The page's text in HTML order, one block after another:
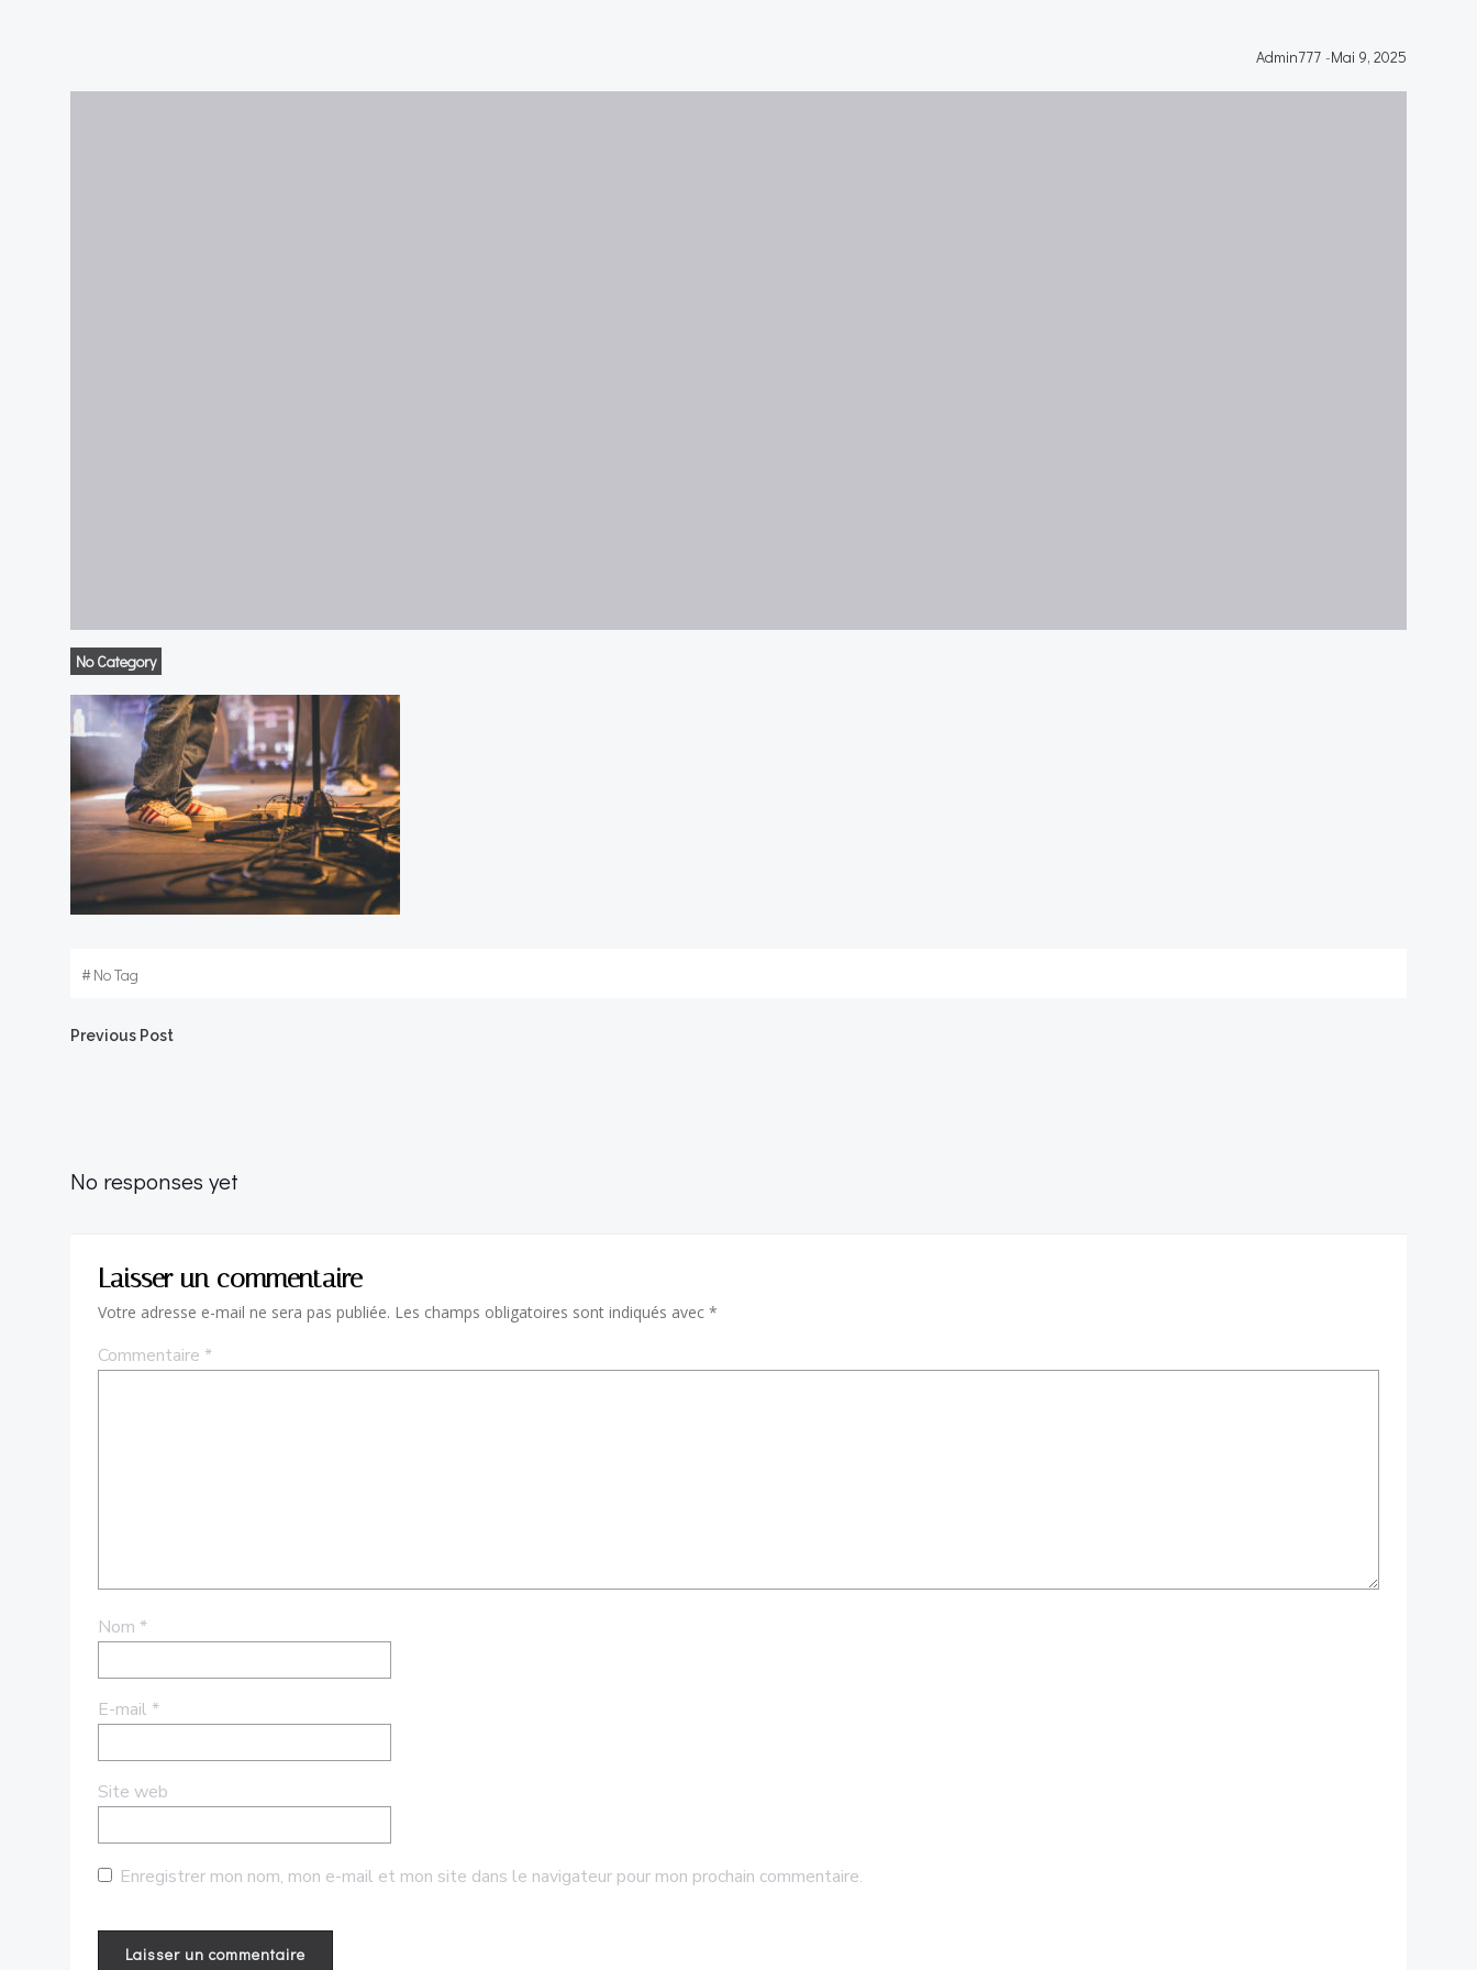
Admin777 -Mai 9, 2025
No Category
#No Tag
Post
Previous Post
No responses yet
Laisser un commentaire
Votre adresse e-mail ne sera pas publiée. Les champs obligatoires sont indiqués avec *
Commentaire *
Nom *
E-mail *
Site web
Enregistrer mon nom, mon e-mail et mon site dans le navigateur pour mon prochain commentaire.